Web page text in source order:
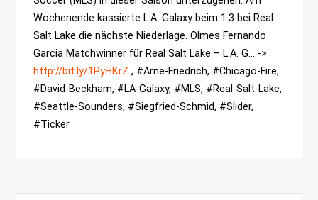
Wochenende kassierte L.A. Galaxy beim 1:3 bei Real
Salt Lake die nächste Niederlage. Olmes Fernando
Garcia Matchwinner für Real Salt Lake – L.A. G... ->
http://bit.ly/1PyHKrZ , #Arne-Friedrich, #Chicago-Fire,
#David-Beckham, #LA-Galaxy, #MLS, #Real-Salt-Lake,
#Seattle-Sounders, #Siegfried-Schmid, #Slider,
#Ticker